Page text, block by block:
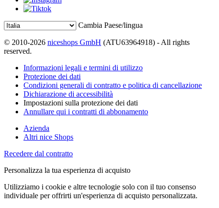
Cambia Paese/lingua
© 2010-2026 niceshops GmbH (ATU63964918) - All rights
reserved.
Informazioni legali e termini di utilizzo
Protezione dei dati
Condizioni generali di contratto e politica di cancellazione
Dichiarazione di accessibilità
Impostazioni sulla protezione dei dati
Annullare qui i contratti di abbonamento
Azienda
Altri nice Shops
Recedere dal contratto
Personalizza la tua esperienza di acquisto
Utilizziamo i cookie e altre tecnologie solo con il tuo consenso
individuale per offrirti un'esperienza di acquisto personalizzata.